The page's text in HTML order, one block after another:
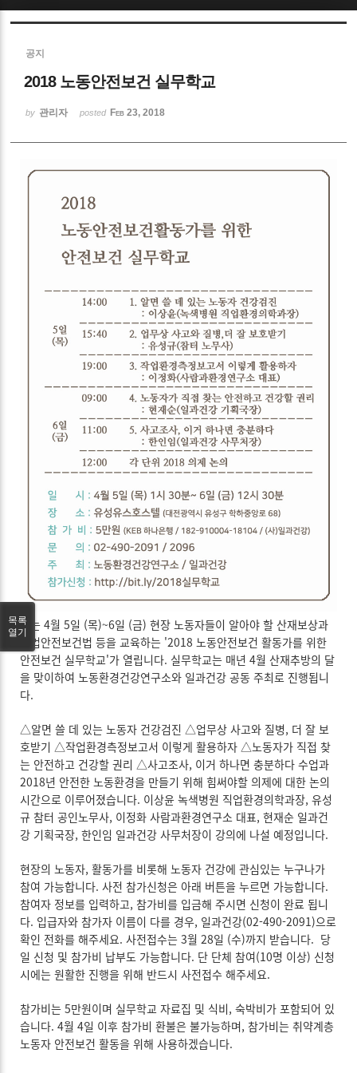
공지
2018 노동안전보건 실무학교
by 관리자 posted Feb 23, 2018
오는 4월 5일 (목)~6일 (금) 현장 노동자들이 알아야 할 산재보상과
산업안전보건법 등을 교육하는 '2018 노동안전보건 활동가를 위한
안전보건 실무학교'가 열립니다. 실무학교는 매년 4월 산재추방의 달
을 맞이하여 노동환경건강연구소와 일과건강 공동 주최로 진행됩니
다.
△알면 쓸 데 있는 노동자 건강검진 △업무상 사고와 질병, 더 잘 보
호받기 △작업환경측정보고서 이렇게 활용하자 △노동자가 직접 찾
는 안전하고 건강할 권리 △사고조사, 이거 하나면 충분하다 수업과
2018년 안전한 노동환경을 만들기 위해 힘써야할 의제에 대한 논의
시간으로 이루어졌습니다. 이상윤 녹색병원 직업환경의학과장, 유성
규 참터 공인노무사, 이정화 사람과환경연구소 대표, 현재순 일과건
강 기획국장, 한인임 일과건강 사무처장이 강의에 나설 예정입니다.
현장의 노동자, 활동가를 비롯해 노동자 건강에 관심있는 누구나가
참여 가능합니다. 사전 참가신청은 아래 버튼을 누르면 가능합니다.
참여자 정보를 입력하고, 참가비를 입금해 주시면 신청이 완료 됩니
다. 입급자와 참가자 이름이 다를 경우, 일과건강(02-490-2091)으로
확인 전화를 해주세요. 사전접수는 3월 28일 (수)까지 받습니다. 당
일 신청 및 참가비 납부도 가능합니다. 단 단체 참여(10명 이상) 신청
시에는 원활한 진행을 위해 반드시 사전접수 해주세요.
참가비는 5만원이며 실무학교 자료집 및 식비, 숙박비가 포함되어 있
습니다. 4월 4일 이후 참가비 환불은 불가능하며, 참가비는 취약계층
노동자 안전보건 활동을 위해 사용하겠습니다.
목록
열기
Sketchbook5, 스케치북5
Sketchbook5, 스케치북5